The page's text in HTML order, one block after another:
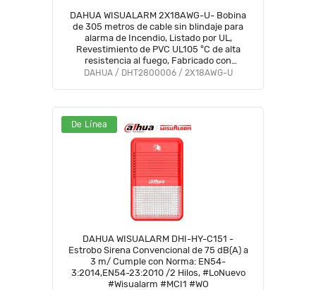
DAHUA WISUALARM 2X18AWG-U- Bobina
de 305 metros de cable sin blindaje para
alarma de Incendio, Listado por UL,
Revestimiento de PVC UL105 °C de alta
resistencia al fuego, Fabricado con
aislamiento de cloruro de polivinilo UL105 °C
DAHUA / DHT2800006 / 2X18AWG-U
De Línea
DAHUA WISUALARM DHI-HY-C151 -
Estrobo Sirena Convencional de 75 dB(A) a
3 m/ Cumple con Norma: EN54-
3:2014,EN54-23:2010 /2 Hilos, #LoNuevo
#Wisualarm #MCI1 #WO